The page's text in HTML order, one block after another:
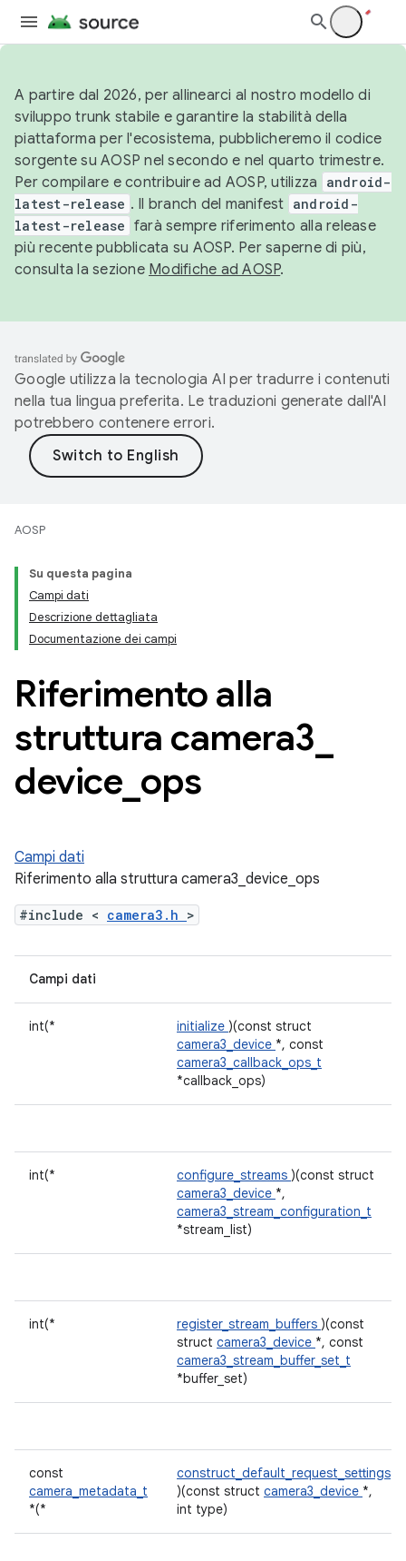
A partire dal 2026, per allinearci al nostro modello di
sviluppo trunk stabile e garantire la stabilità della
piattaforma per l'ecosistema, pubblicheremo il codice
sorgente su AOSP nel secondo e nel quarto trimestre.
Per compilare e contribuire ad AOSP, utilizza
android-
latest-release . Il branch del manifest android-
latest-release farà sempre riferimento alla release
più recente pubblicata su AOSP. Per saperne di più,
consulta la sezione Modifiche ad AOSP.
Google utilizza la tecnologia AI per tradurre i contenuti
nella tua lingua preferita. Le traduzioni generate dall'AI
potrebbero contenere errori.
AOSP
Su questa pagina
Campi dati
Descrizione dettagliata
Documentazione dei campi
Riferimento alla
struttura camera3
device ops
Campi dati
Riferimento alla struttura camera3_device_ops
#include < camera3.h >
Campi dati
int(* initialize )(const struct
camera3_device *, const
camera3_callback_ops_t
*callback_ops)
int(* configure_streams )(const struct
camera3_device *,
camera3_stream_configuration_t
*stream_list)
int(* register_stream_buffers )(const
struct camera3_device *, const
camera3_stream_buffer_set_t
*buffer_set)
const
camera_metadata_t
*(*
construct_default_request_settings
)(const struct camera3_device *,
int type)